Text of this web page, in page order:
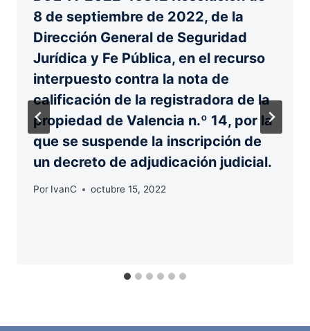
8 de septiembre de 2022, de la
Dirección General de Seguridad
Jurídica y Fe Pública, en el recurso
interpuesto contra la nota de
calificación de la registradora de la
propiedad de Valencia n.º 14, por la
que se suspende la inscripción de
un decreto de adjudicación judicial.
Por IvanC octubre 15, 2022